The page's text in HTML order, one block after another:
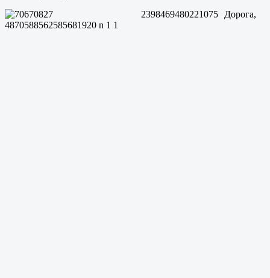
Дорога,